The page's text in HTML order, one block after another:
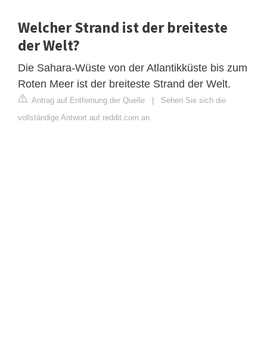
Welcher Strand ist der breiteste
der Welt?
Die Sahara-Wüste von der Atlantikküste bis zum
Roten Meer ist der breiteste Strand der Welt.
Antrag auf Entfernung der Quelle | Sehen Sie sich die
vollständige Antwort auf reddit.com an